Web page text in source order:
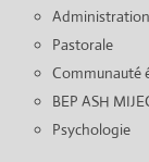
Pastorale
Communauté
BEP ASH
Psychologie